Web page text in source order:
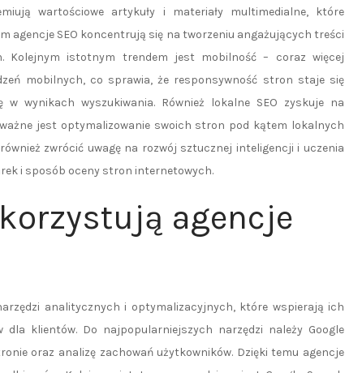
wartościowe artykuły i materiały multimedialne, które
agencje SEO koncentrują się na tworzeniu angażujących treści
Kolejnym istotnym trendem jest mobilność – coraz więcej
mobilnych, co sprawia, że responsywność stron staje się
wynikach wyszukiwania. Również lokalne SEO zyskuje na
jest optymalizowanie swoich stron pod kątem lokalnych
zwrócić uwagę na rozwój sztucznej inteligencji i uczenia
i sposób oceny stron internetowych.
agencje
analitycznych i optymalizacyjnych, które wspierają ich
klientów. Do najpopularniejszych narzędzi należy Google
oraz analizę zachowań użytkowników. Dzięki temu agencje